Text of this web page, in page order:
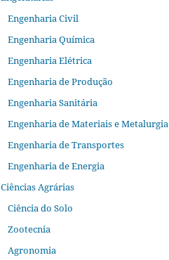
Engenharia Civil
Engenharia Química
Engenharia Elétrica
Engenharia de Produção
Engenharia Sanitária
Engenharia de Materiais e Metalurgia
Engenharia de Transportes
Engenharia de Energia
Ciências Agrárias
Ciência do Solo
Zootecnia
Agronomia